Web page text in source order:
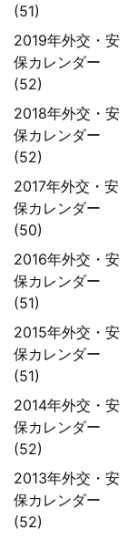
(51)
2019年外交・安
保カレンダー
(52)
2018年外交・安
保カレンダー
(52)
2017年外交・安
保カレンダー
(50)
2016年外交・安
保カレンダー
(51)
2015年外交・安
保カレンダー
(51)
2014年外交・安
保カレンダー
(52)
2013年外交・安
保カレンダー
(52)